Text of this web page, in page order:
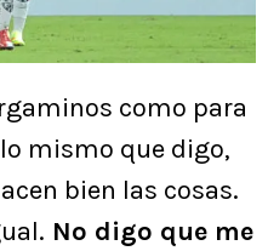
como para
mismo que digo,
bien las cosas.
No digo que me